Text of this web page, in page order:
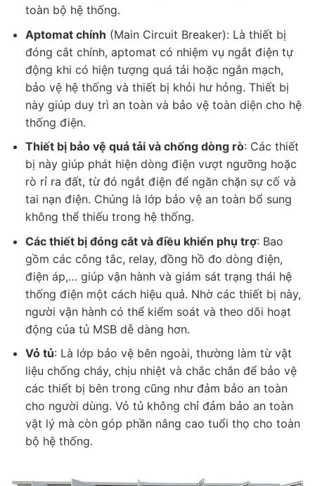
toàn bộ hệ thống.
Aptomat chính (Main Circuit Breaker): Là thiết bị
đóng cắt chính, aptomat có nhiệm vụ ngắt điện tự
động khi có hiện tượng quá tải hoặc ngắn mạch,
bảo vệ hệ thống và thiết bị khỏi hư hỏng. Thiết bị
này giúp duy trì an toàn và bảo vệ toàn diện cho hệ
thống điện.
Thiết bị bảo vệ quá tải và chống dòng rò: Các thiết
bị này giúp phát hiện dòng điện vượt ngưỡng hoặc
rò rỉ ra đất, từ đó ngắt điện để ngăn chặn sự cố và
tai nạn điện. Chúng là lớp bảo vệ an toàn bổ sung
không thể thiếu trong hệ thống.
Các thiết bị đóng cắt và điều khiển phụ trợ: Bao
gồm các công tắc, relay, đồng hồ đo dòng điện,
điện áp,… giúp vận hành và giám sát trạng thái hệ
thống điện một cách hiệu quả. Nhờ các thiết bị này,
người vận hành có thể kiểm soát và theo dõi hoạt
động của tủ MSB dễ dàng hơn.
Vỏ tủ: Là lớp bảo vệ bên ngoài, thường làm từ vật
liệu chống cháy, chịu nhiệt và chắc chắn để bảo vệ
các thiết bị bên trong cũng như đảm bảo an toàn
cho người dùng. Vỏ tủ không chỉ đảm bảo an toàn
vật lý mà còn góp phần nâng cao tuổi thọ cho toàn
bộ hệ thống.